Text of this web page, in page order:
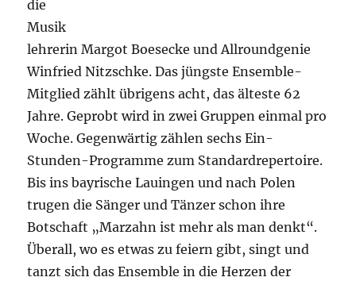
die
Musik
lehrerin Margot Boesecke und Allroundgenie
Winfried Nitzschke. Das jüngste Ensemble-
Mitglied zählt übrigens acht, das älteste 62
Jahre. Geprobt wird in zwei Gruppen einmal pro
Woche. Gegenwärtig zählen sechs Ein-
Stunden-Programme zum Standardrepertoire.
Bis ins bayrische Lauingen und nach Polen
trugen die Sänger und Tänzer schon ihre
Botschaft „Marzahn ist mehr als man denkt“.
Überall, wo es etwas zu feiern gibt, singt und
tanzt sich das Ensemble in die Herzen der